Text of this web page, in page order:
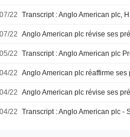
22 Transcript : Anglo American plc,
22 Anglo American plc révise ses
22
22
22 Anglo American plc révise ses
22 Transcript : Anglo American plc -